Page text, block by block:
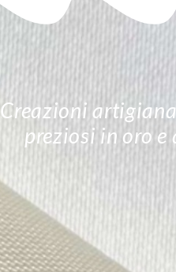
Creazioni
preziosi in oro